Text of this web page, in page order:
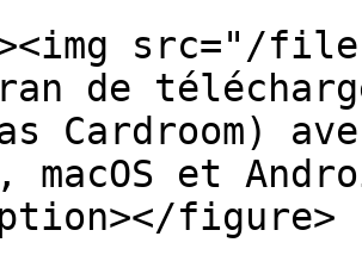
src="/
de
Cardroom)
macOS et
figure>